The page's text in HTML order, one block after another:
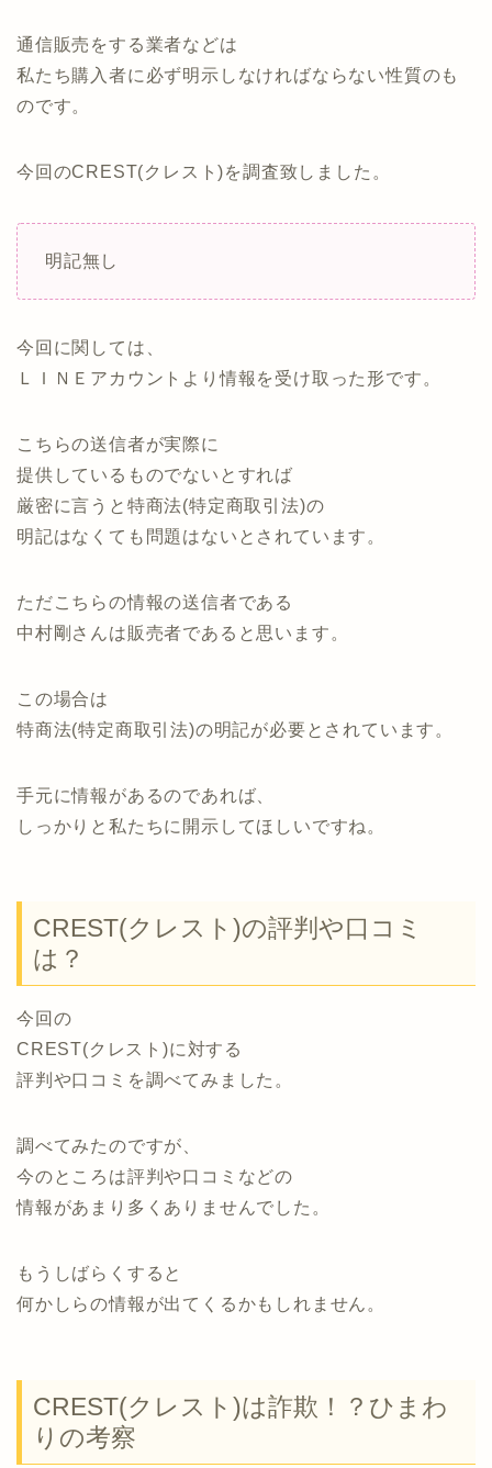
通信販売をする業者などは
私たち購入者に必ず明示しなければならない性質のも
のです。
今回のCREST(クレスト)を調査致しました。
明記無し
今回に関しては、
ＬＩＮＥアカウントより情報を受け取った形です。
こちらの送信者が実際に
提供しているものでないとすれば
厳密に言うと特商法(特定商取引法)の
明記はなくても問題はないとされています。
ただこちらの情報の送信者である
中村剛さんは販売者であると思います。
この場合は
特商法(特定商取引法)の明記が必要とされています。
手元に情報があるのであれば、
しっかりと私たちに開示してほしいですね。
CREST(クレスト)の評判や口コミ
は？
今回の
CREST(クレスト)に対する
評判や口コミを調べてみました。
調べてみたのですが、
今のところは評判や口コミなどの
情報があまり多くありませんでした。
もうしばらくすると
何かしらの情報が出てくるかもしれません。
CREST(クレスト)は詐欺！？ひまわ
りの考察